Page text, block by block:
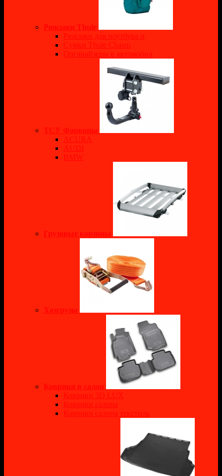
Рюкзаки Thule
Рюкзаки для ноутбука и
Сумки Thule Chasm
Органайзеры в автомобил
ТСУ Фаркопы
ACURA
AUDI
BMW
Грузовые корзины
Хозгрузы
Коврики в салон
Коврики 3D LUX
Коврики салона
Коврики салона текстиль